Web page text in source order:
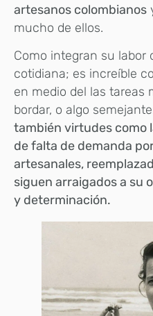
artesanos colombianos
mucho de ellos.
Como integran su labor
cotidiana; es increíble
en medio del las tareas
bordar, o algo
también virtudes como
de falta de demanda
artesanales,
siguen arraigados a su
y determinación.